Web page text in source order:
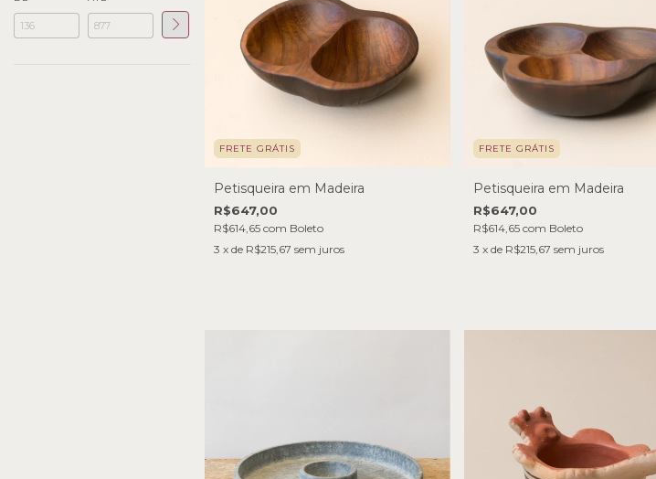
FRETE GRÁTIS
Petisqueira em Madeira
R$647,00
R$614,65 com Boleto
3 x de R$215,67 sem juros
FRETE GRÁTIS
Petisqueira em Madeira
R$647,00
R$614,65 com Boleto
3 x de R$215,67 sem juros